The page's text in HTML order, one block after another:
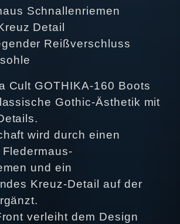
Schnallenriemen
Detail
Reißverschluss
Cult GOTHIKA-160 Boots
Gothic-Ästhetik mit
wird durch einen
und ein
Kreuz-Detail auf der
verleiht dem Design